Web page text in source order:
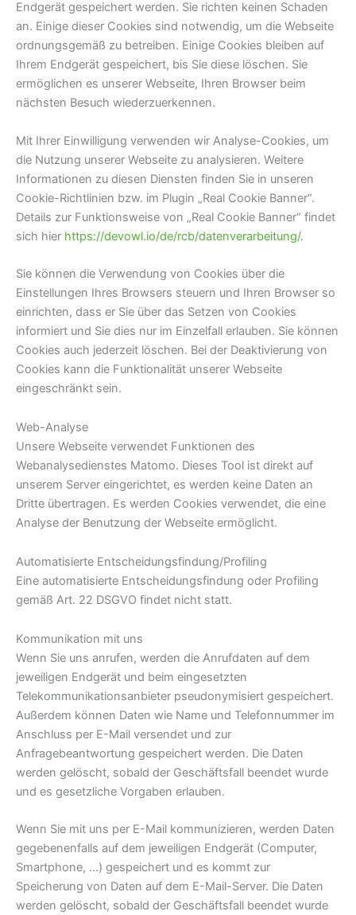
Endgerät gespeichert werden. Sie richten keinen Schaden
an. Einige dieser Cookies sind notwendig, um die Webseite
ordnungsgemäß zu betreiben. Einige Cookies bleiben auf
Ihrem Endgerät gespeichert, bis Sie diese löschen. Sie
ermöglichen es unserer Webseite, Ihren Browser beim
nächsten Besuch wiederzuerkennen.
Mit Ihrer Einwilligung verwenden wir Analyse-Cookies, um
die Nutzung unserer Webseite zu analysieren. Weitere
Informationen zu diesen Diensten finden Sie in unseren
Cookie-Richtlinien bzw. im Plugin „Real Cookie Banner“.
Details zur Funktionsweise von „Real Cookie Banner“ findet
sich hier https://devowl.io/de/rcb/datenverarbeitung/.
Sie können die Verwendung von Cookies über die
Einstellungen Ihres Browsers steuern und Ihren Browser so
einrichten, dass er Sie über das Setzen von Cookies
informiert und Sie dies nur im Einzelfall erlauben. Sie können
Cookies auch jederzeit löschen. Bei der Deaktivierung von
Cookies kann die Funktionalität unserer Webseite
eingeschränkt sein.
Web-Analyse
Unsere Webseite verwendet Funktionen des
Webanalysedienstes Matomo. Dieses Tool ist direkt auf
unserem Server eingerichtet, es werden keine Daten an
Dritte übertragen. Es werden Cookies verwendet, die eine
Analyse der Benutzung der Webseite ermöglicht.
Automatisierte Entscheidungsfindung/Profiling
Eine automatisierte Entscheidungsfindung oder Profiling
gemäß Art. 22 DSGVO findet nicht statt.
Kommunikation mit uns
Wenn Sie uns anrufen, werden die Anrufdaten auf dem
jeweiligen Endgerät und beim eingesetzten
Telekommunikationsanbieter pseudonymisiert gespeichert.
Außerdem können Daten wie Name und Telefonnummer im
Anschluss per E-Mail versendet und zur
Anfragebeantwortung gespeichert werden. Die Daten
werden gelöscht, sobald der Geschäftsfall beendet wurde
und es gesetzliche Vorgaben erlauben.
Wenn Sie mit uns per E-Mail kommunizieren, werden Daten
gegebenenfalls auf dem jeweiligen Endgerät (Computer,
Smartphone, …) gespeichert und es kommt zur
Speicherung von Daten auf dem E-Mail-Server. Die Daten
werden gelöscht, sobald der Geschäftsfall beendet wurde